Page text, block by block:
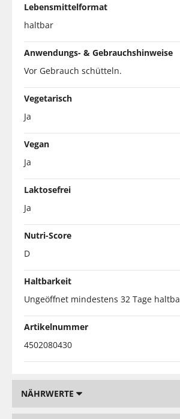
Lebensmittelformat
haltbar
Anwendungs- & Gebrauchshinweise
Vor Gebrauch schütteln.
Vegetarisch
Ja
Vegan
Ja
Laktosefrei
Ja
Nutri-Score
D
Haltbarkeit
Ungeöffnet mindestens 32 Tage
Artikelnummer
4502080430
NÄHRWERTE